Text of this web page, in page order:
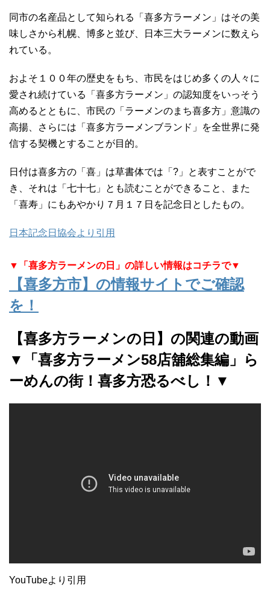
同市の名産品として知られる「喜多方ラーメン」はその美
味しさから札幌、博多と並び、日本三大ラーメンに数えら
れている。
およそ１００年の歴史をもち、市民をはじめ多くの人々に
愛され続けている「喜多方ラーメン」の認知度をいっそう
高めるとともに、市民の「ラーメンのまち喜多方」意識の
高揚、さらには「喜多方ラーメンブランド」を全世界に発
信する契機とすることが目的。
日付は喜多方の「喜」は草書体では「?」と表すことがで
き、それは「七十七」とも読むことができること、また
「喜寿」にもあやかり７月１７日を記念日としたもの。
日本記念日協会より引用
▼「喜多方ラーメンの日」の詳しい情報はコチラで▼
【喜多方市】の情報サイトでご確認
を！
【喜多方ラーメンの日】の関連の動画
▼「喜多方ラーメン58店舖総集編」ら
ーめんの街！喜多方恐るべし！▼
YouTubeより引用